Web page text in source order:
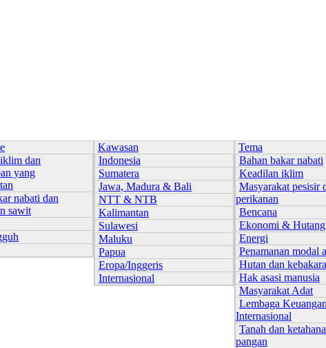
dan
yang
nabati dan
sawit
Kawasan
Indonesia
Sumatera
Jawa, Madura & Bali
NTT & NTB
Kalimantan
Sulawesi
Maluku
Papua
Eropa/Inggeris
Internasional
Tema
Bahan bakar nabati
Keadilan iklim
Masyarakat pesisir
perikanan
Bencana
Ekonomi & Hutang
Energi
Penamanan modal
Hutan dan
Hak asasi manusia
Masyarakat Adat
Lembaga Keuangan
Internasional
Tanah dan
pangan